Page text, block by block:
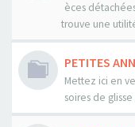
èces
trouve une
PETITES
Mettez ici en
soires de